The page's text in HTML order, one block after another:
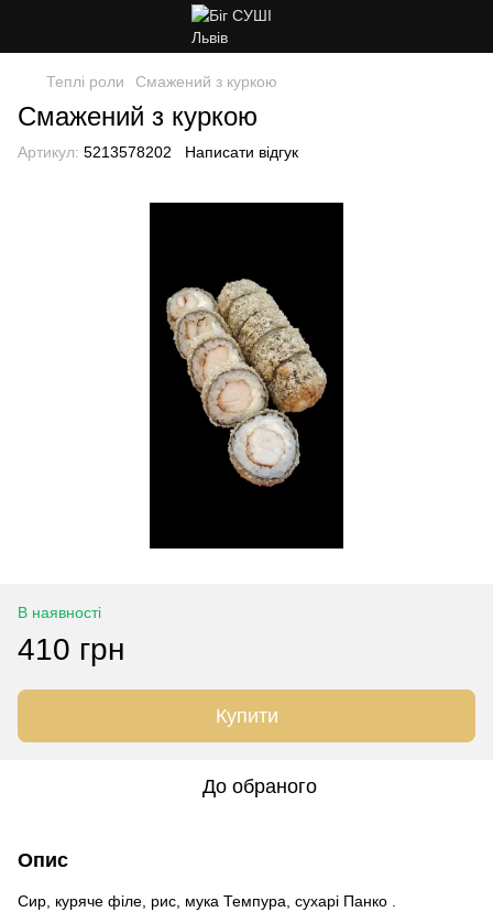
Теплі роли Смажений з куркою
Смажений з куркою
Артикул: 5213578202 Написати відгук
В наявності
410 грн
Купити
До обраного
Опис
Сир, куряче філе, рис, мука Темпура, сухарі Панко .